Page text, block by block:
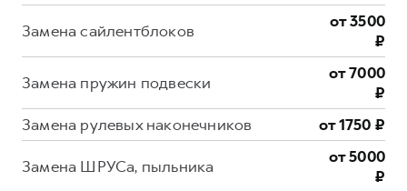
Замена сайлентблоков
от 3500
₽
Замена пружин подвески
от 7000
₽
Замена рулевых наконечников
от 1750 ₽
Замена ШРУСа, пыльника
от 5000
₽